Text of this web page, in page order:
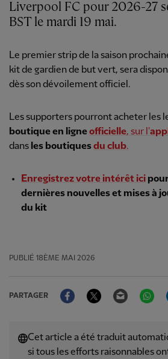
Liverpool FC pour 2026-27
BST le mardi 19 mai.
Le premier strip de la saison
kit de gardien de but vert, sera
dès son dévoilement officiel.
Les supporters pourront acheter les
boutique en ligneofficielle, sur l'
dans les boutiquesdu club.
Enregistrez votre intérêt ici
dernières nouvelles et mises à
du kit
PUBLIÉ 18ÈME MAI 2026
PARTAGER
FacebookTwitter Email
Cet article a été traduit
si tous les efforts raisonnables